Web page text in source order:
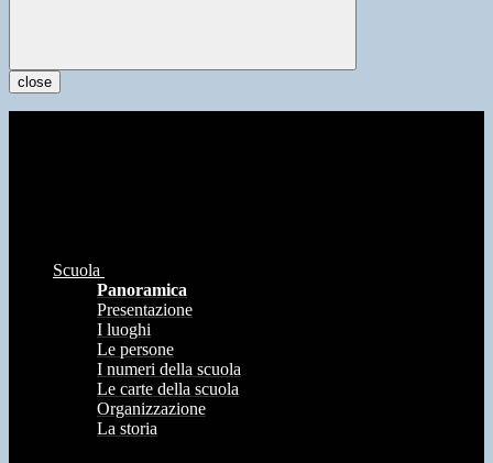
close
Scuola
Panoramica
Presentazione
I luoghi
Le persone
I numeri della scuola
Le carte della scuola
Organizzazione
La storia